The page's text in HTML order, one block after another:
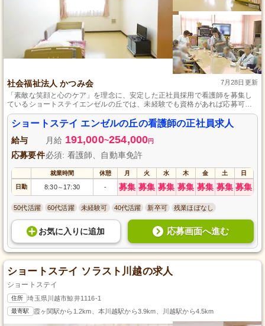
社会福祉法人 かつみ会 7月28日更新
「素敵な笑顔と心のケア」を理念に、安定した正社員採用で看護師を募集し
ているショートステイエンゼルの丘では、未経験でも資格があれば応募可能
です。人と接するのが好きで、相手を思いやることができる方にぴったりの
仕事で、埼玉県深谷市で運営しているお仕事です。
ショートステイ エンゼルの丘の看護師の正社員求人
給与 月給 191,000~254,000円
応募要件必須: 看護師、自動車免許
就業時間 休憩 月 火 水 木 金 土 日
日勤 8:30～ 17:30 - 募集 募集 募集 募集 募集 募集 募集
50代活躍 60代活躍 未経験可 40代活躍 新卒可 残業ほぼなし
お気に入り に追加 応募画面へ進む
ショートステイ ソラスト川越の求人
ショートステイ
住所 埼玉県川越市鯨井1116-1
最寄駅 霞ヶ関駅から1.2km、本川越駅から3.9km、川越駅から4.5km